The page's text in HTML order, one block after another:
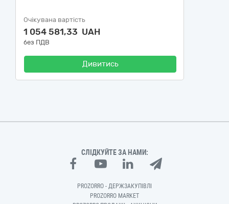
Очікувана вартість
1 054 581,33 UAH
без ПДВ
Дивитись
СЛІДКУЙТЕ ЗА НАМИ:
PROZORRO - ДЕРЖЗАКУПІВЛІ
PROZORRO MARKET